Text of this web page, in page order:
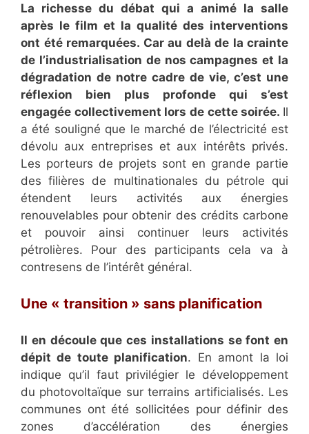
La richesse du débat qui a animé la salle
après le film et la qualité des interventions
ont été remarquées. Car au delà de la crainte
de l’industrialisation de nos campagnes et la
dégradation de notre cadre de vie, c’est une
réflexion bien plus profonde qui s’est
engagée collectivement lors de cette soirée. Il
a été souligné que le marché de l’électricité est
dévolu aux entreprises et aux intérêts privés.
Les porteurs de projets sont en grande partie
des filières de multinationales du pétrole qui
étendent leurs activités aux énergies
renouvelables pour obtenir des crédits carbone
et pouvoir ainsi continuer leurs activités
pétrolières. Pour des participants cela va à
contresens de l’intérêt général.
Une « transition » sans planification
Il en découle que ces installations se font en
dépit de toute planification. En amont la loi
indique qu’il faut privilégier le développement
du photovoltaïque sur terrains artificialisés. Les
communes ont été sollicitées pour définir des
zones d’accélération des énergies